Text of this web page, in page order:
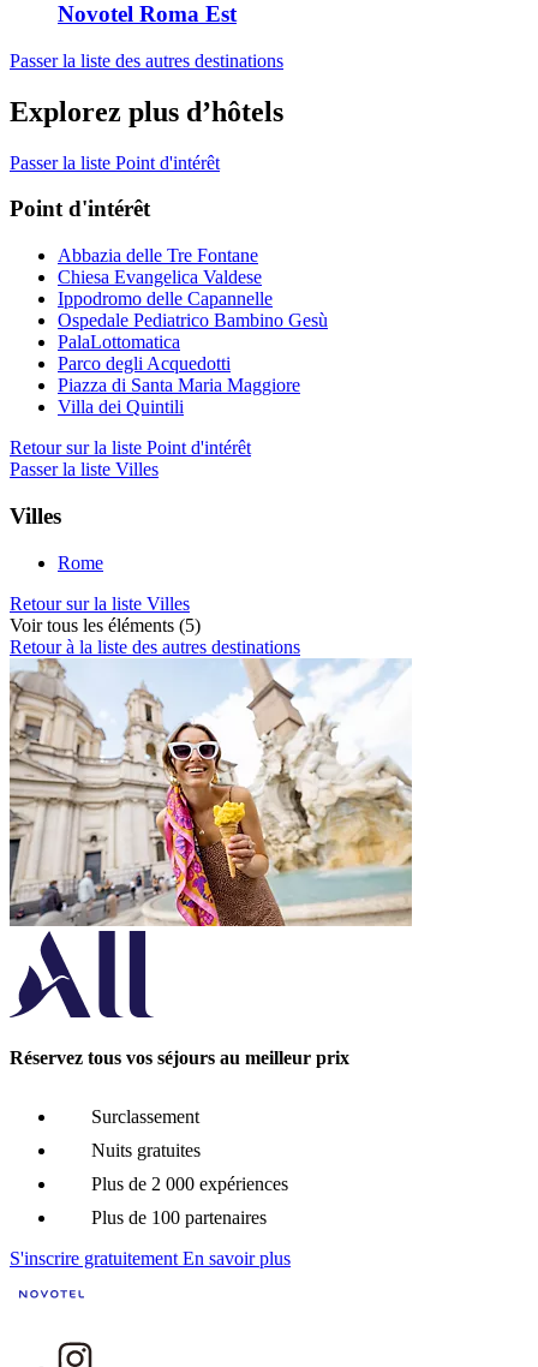
Novotel Roma Est
Passer la liste des autres destinations
Explorez plus d’hôtels
Passer la liste Point d'intérêt
Point d'intérêt
Abbazia delle Tre Fontane
Chiesa Evangelica Valdese
Ippodromo delle Capannelle
Ospedale Pediatrico Bambino Gesù
PalaLottomatica
Parco degli Acquedotti
Piazza di Santa Maria Maggiore
Villa dei Quintili
Retour sur la liste Point d'intérêt
Passer la liste Villes
Villes
Rome
Retour sur la liste Villes
Voir tous les éléments (5)
Retour à la liste des autres destinations
Réservez tous vos séjours au meilleur prix
Surclassement
Nuits gratuites
Plus de 2 000 expériences
Plus de 100 partenaires
S'inscrire gratuitement En savoir plus